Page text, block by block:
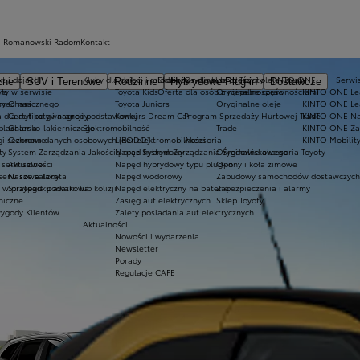
SUV i Terenowe Rodzinne Hybrydowe Plug-in
Dostawcze
Ekobonus dla hybryd Toyoty
Oferta dla osób z niepełnosprawnościami
Kluby dla dzieci i młodzieży
Toyota Kids
Toyota Juniors
Konkurs Dream Car
Elektromobilność
Lider elektromobilności
Napęd hybrydowy
Napęd hybrydowy typu plug-in
Napęd wodorowy
Napęd elektryczny na baterię
Zasięg aut elektrycznych
Zalety posiadania aut elektrycznych
Aktualności
Nowości i wydarzenia
Newsletter
Porady
Regulacje CAFE
KINTO ONE
KINTO ONE
KINTO ONE
KINTO ONE
KINTO ONE
KINTO Mobility
w serwisie
dla aut po gwarancji podstawowej
lakierniczego
sezonowe
serwisowe
Takata
w przypadku awarii lub kolizji
Klientów
Oryginalne części i oleje Toyoty
Oryginalne części
Oryginalne oleje
Program Sprzedaży Hurtowej Trade
Trade
Akcesoria
Oryginalne akcesoria Toyoty
Opony i koła zimowe
Zabudowy samochodów dostawczych
Zabezpieczenia i alarmy
Sklep Toyoty
Romanowski Radom
i dojazd
O nas
Certyfikaty i nagrody
Galeria
Ochrona danych osobowych (RODO)
System Zarządzania Jakością oraz System Zarządzania Środowiskowego
Aktualności
Nasze salony
Strategia podatkowa
Serwis
Kontakt